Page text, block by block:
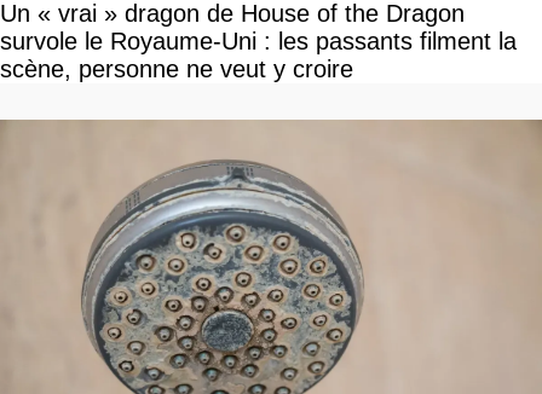
Un « vrai » dragon de House of the Dragon
survole le Royaume-Uni : les passants filment la
scène, personne ne veut y croire